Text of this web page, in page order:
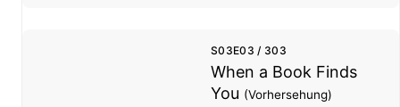
S03E03 / 303
When a Book Finds
You (Vorhersehung)